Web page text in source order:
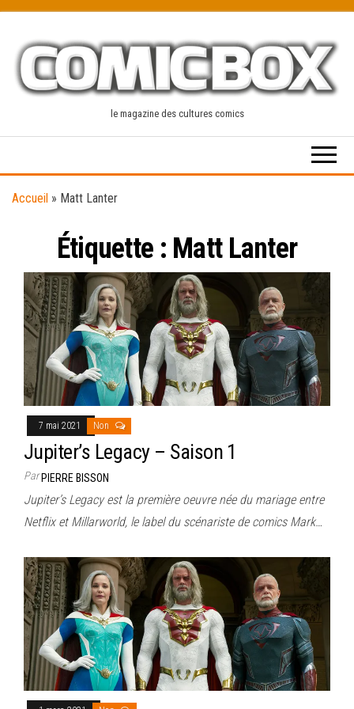
content
le magazine des cultures comics
Accueil » Matt Lanter
Étiquette : Matt Lanter
7 mai 2021 Non
Jupiter’s Legacy – Saison 1
ParPIERRE BISSON
Jupiter’s Legacy est la première oeuvre née du mariage entre
Netflix et Millarworld, le label du scénariste de comics Mark…